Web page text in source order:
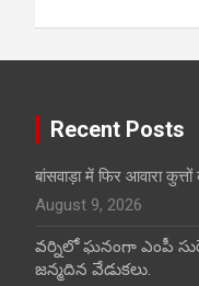
Recent Posts
बांसवाड़ा में फिर आवारा
August 9, 2026
వర్నిలో ఘనంగా ఎంపీ
జన్మదిన వేడుకలు.